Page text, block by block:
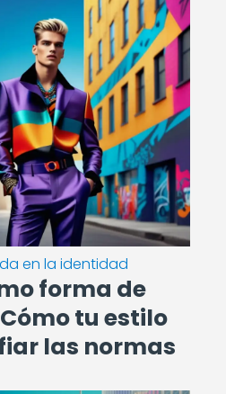
en la identidad
forma de
tu estilo
las normas